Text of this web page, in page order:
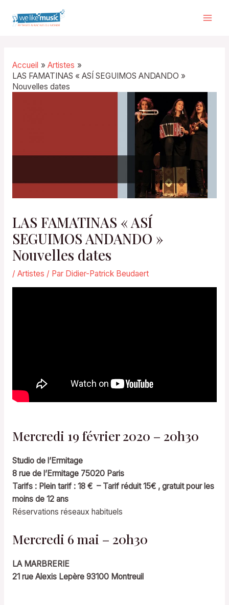
Accueil
Artistes
LAS FAMATINAS « ASÍ SEGUIMOS ANDANDO »
Nouvelles dates
LAS FAMATINAS « ASÍ
SEGUIMOS ANDANDO »
Nouvelles dates
/ Artistes / Par Didier-Patrick Beudaert
Mercredi 19 février 2020 – 20h30
Studio de l’Ermitage
8 rue de l’Ermitage 75020 Paris
Tarifs : Plein tarif : 18 € – Tarif réduit 15€ , gratuit pour les
moins de 12 ans
Réservations réseaux habituels
Mercredi 6 mai – 20h30
LA MARBRERIE
21 rue Alexis Lepère 93100 Montreuil